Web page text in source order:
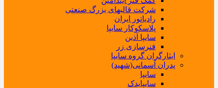
شرکت قالبهای بزرگ صنعتی
رادیاتور ایران
پلاسکوکار سایپا
سایپا آذین
فنرسازی زر
ایثارگران گروه سایپا
پدران آسمانی(شهید)
سایپا
سایپایدک